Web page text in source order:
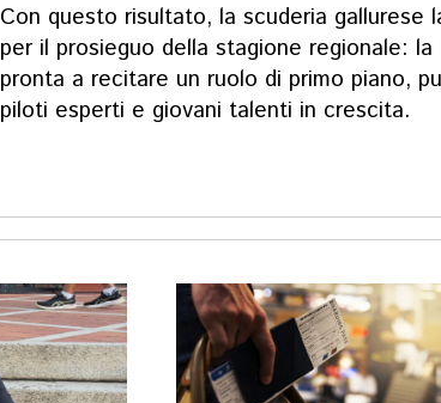
Con questo risultato, la scuderia gallurese
per il prosieguo della stagione regionale:
pronta a recitare un ruolo di primo piano,
piloti esperti e giovani talenti in crescita.